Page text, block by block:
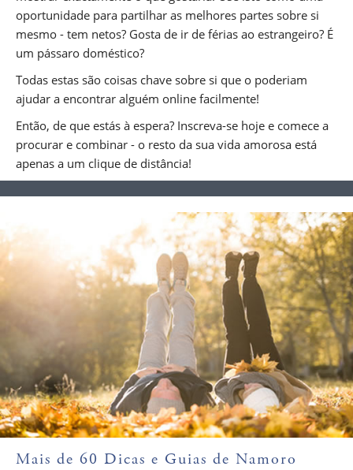
oportunidade para partilhar as melhores partes sobre si
mesmo - tem netos? Gosta de ir de férias ao estrangeiro? É
um pássaro doméstico?
Todas estas são coisas chave sobre si que o poderiam
ajudar a encontrar alguém online facilmente!
Então, de que estás à espera? Inscreva-se hoje e comece a
procurar e combinar - o resto da sua vida amorosa está
apenas a um clique de distância!
Mais de 60 Dicas e Guias de Namoro